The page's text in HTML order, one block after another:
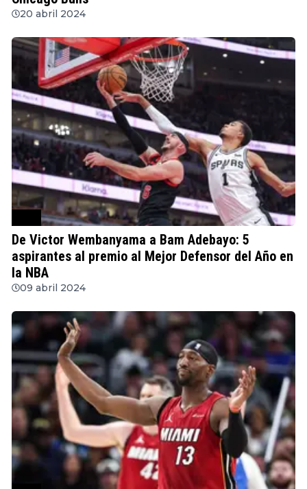
20 abril 2024
De Victor Wembanyama a Bam Adebayo: 5
aspirantes al premio al Mejor Defensor del Año en
la NBA
09 abril 2024